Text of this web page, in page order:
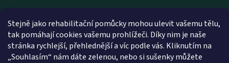
Stejně jako rehabilitační pomůcky mohou ulevit vašemu tělu,
tak pomáhají cookies vašemu prohlížeči. Díky nim je naše
stránka rychlejší, přehlednější a víc podle vás. Kliknutím na
„Souhlasím“ nám dáte zelenou, nebo si sušenky můžete
Kontakt
INFO@WELLEA.CZ